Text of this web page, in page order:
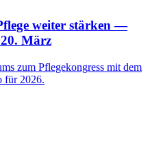
weiter stärken —
März
zum Pflegekongress mit dem
für 2026.